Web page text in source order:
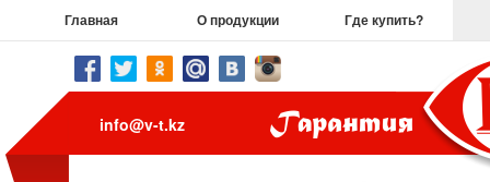
Главная О продукции Где купить?
info@v-t.kz